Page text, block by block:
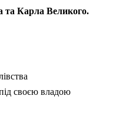
та Карла Великого.
своєю владою